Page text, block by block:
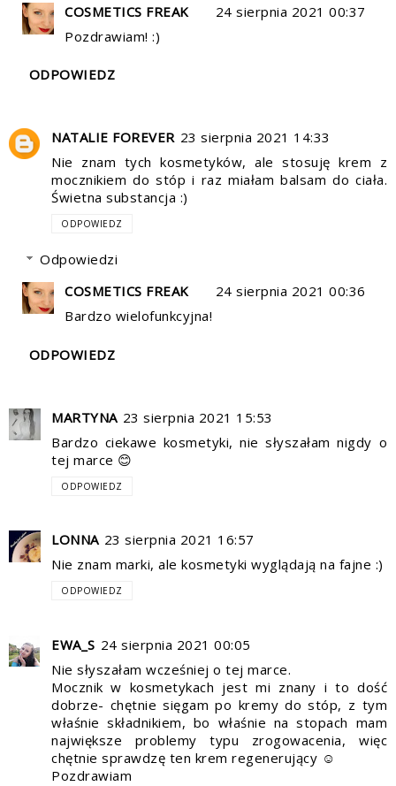
COSMETICS FREAK
24 sierpnia 2021 00:37
Pozdrawiam! :)
ODPOWIEDZ
NATALIE FOREVER 23 sierpnia 2021 14:33
Nie znam tych kosmetyków, ale stosuję krem z
mocznikiem do stóp i raz miałam balsam do ciała.
Świetna substancja :)
ODPOWIEDZ
Odpowiedzi
COSMETICS FREAK
24 sierpnia 2021 00:36
Bardzo wielofunkcyjna!
ODPOWIEDZ
MARTYNA 23 sierpnia 2021 15:53
Bardzo ciekawe kosmetyki, nie słyszałam nigdy o
tej marce 😊
ODPOWIEDZ
LONNA 23 sierpnia 2021 16:57
Nie znam marki, ale kosmetyki wyglądają na fajne :)
ODPOWIEDZ
EWA_S 24 sierpnia 2021 00:05
Nie słyszałam wcześniej o tej marce.
Mocznik w kosmetykach jest mi znany i to dość
dobrze- chętnie sięgam po kremy do stóp, z tym
właśnie składnikiem, bo właśnie na stopach mam
największe problemy typu zrogowacenia, więc
chętnie sprawdzę ten krem regenerujący ☺
Pozdrawiam